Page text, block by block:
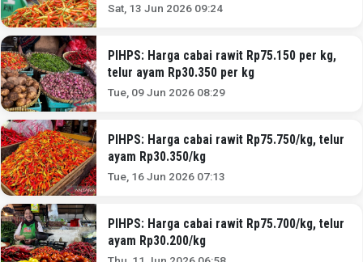
Sat, 13 Jun 2026 09:24
PIHPS: Harga cabai rawit Rp75.150 per kg,
telur ayam Rp30.350 per kg
Tue, 09 Jun 2026 08:29
PIHPS: Harga cabai rawit Rp75.750/kg, telur
ayam Rp30.350/kg
Tue, 16 Jun 2026 07:13
PIHPS: Harga cabai rawit Rp75.700/kg, telur
ayam Rp30.200/kg